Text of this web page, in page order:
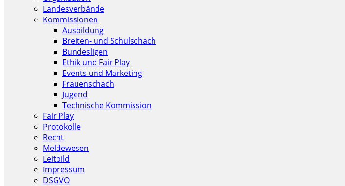
Landesverbände
Kommissionen
Ausbildung
Breiten- und Schulschach
Bundesligen
Ethik und Fair Play
Events und Marketing
Frauenschach
Jugend
Technische Kommission
Fair Play
Protokolle
Recht
Meldewesen
Leitbild
Impressum
DSGVO